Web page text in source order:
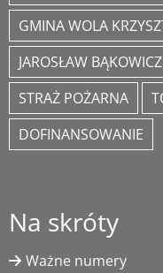
GMINA WOLA
JAROSŁAW BĄKOWICZ
STRAŻ POŻARNA
DOFINANSOWANIE
Na skróty
Ważne numery